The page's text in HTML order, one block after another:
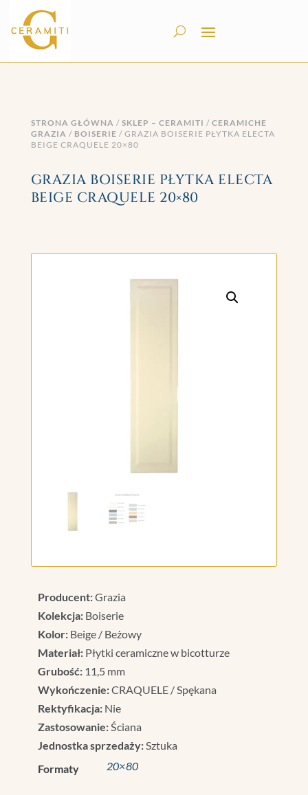
STRONA GŁÓWNA / SKLEP – CERAMITI / CERAMICHE
GRAZIA / BOISERIE / GRAZIA BOISERIE PŁYTKA ELECTA
BEIGE CRAQUELE 20×80
GRAZIA BOISERIE PŁYTKA ELECTA
BEIGE CRAQUELE 20×80
Producent:Grazia
Kolekcja:Boiserie
Kolor:Beige / Beżowy
Materiał:Płytki ceramiczne w bicotturze
Grubość:11,5 mm
Wykończenie:CRAQUELE / Spękana
Rektyfikacja:Nie
Zastosowanie:Ściana
Jednostka sprzedaży:Sztuka
Formaty
20×80